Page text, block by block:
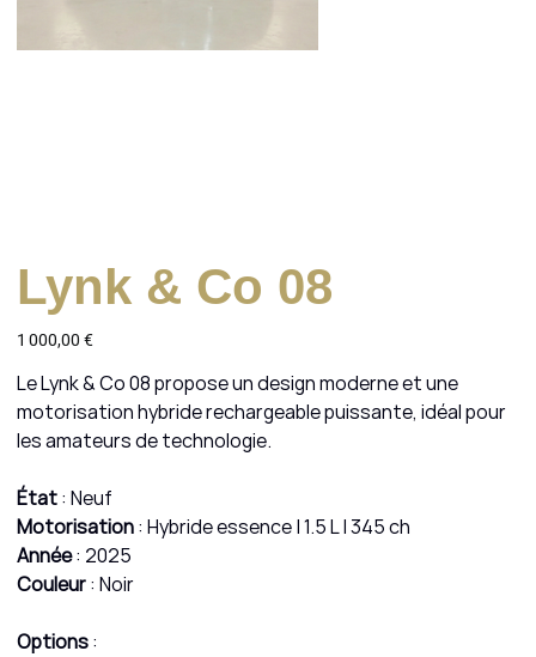
Lynk & Co 08
Prix
1 000,00 €
Le Lynk & Co 08 propose un design moderne et une
motorisation hybride rechargeable puissante, idéal pour
les amateurs de technologie.
État: Neuf
Motorisation: Hybride essence | 1.5 L | 345 ch
Année: 2025
Couleur: Noir
Options: